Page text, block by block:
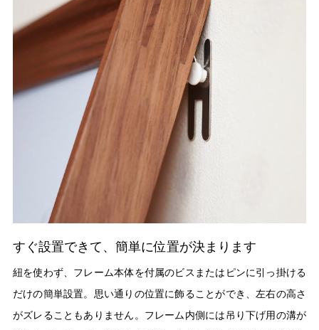
すぐ設置できて、簡単に位置が決まります
紐を使わず、フレーム本体を付属のビスまたはピンに引っ掛ける
だけの簡単設置。思い通りの位置に飾ることができ、左右の高さ
がズレることもありません。フレーム内側には吊り下げ用の溝が